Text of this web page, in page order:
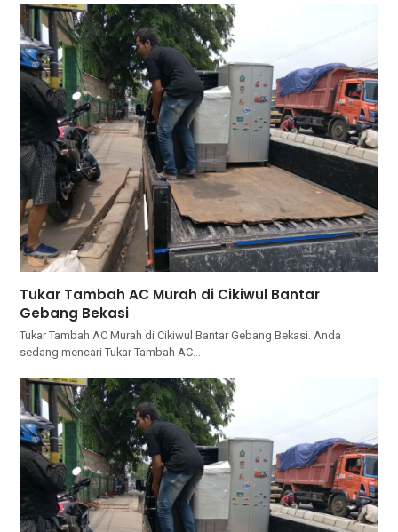
Tukar Tambah AC Murah di Cikiwul Bantar
Gebang Bekasi
Tukar Tambah AC Murah di Cikiwul Bantar Gebang Bekasi. Andа
ѕеdаng mencari Tukar Tambah AC…